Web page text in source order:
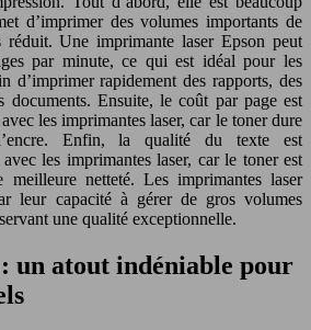
d’imprimer des volumes importants de
réduit. Une imprimante laser Epson peut
par minute, ce qui est idéal pour les
d’imprimer rapidement des rapports, des
documents. Ensuite, le coût par page est
les imprimantes laser, car le toner dure
Enfin, la qualité du texte est
avec les imprimantes laser, car le toner est
netteté. Les imprimantes laser
leur capacité à gérer de gros volumes
une qualité exceptionnelle.
un atout indéniable pour